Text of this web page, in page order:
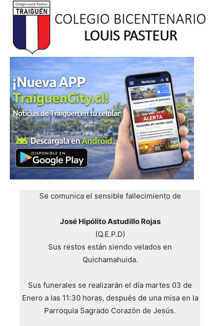
Se comunica el sensible fallecimiento de
José Hipólito Astudillo Rojas
(Q.E.P.D)
Sus restos están siendo velados en
Quichamahuida.
Sus funerales se realizarán el día martes 03 de
Enero a las 11:30 horas, después de una misa en la
Parroquia Sagrado Corazón de Jesús.